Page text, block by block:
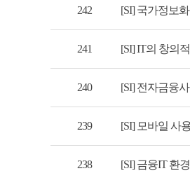
242 [SI] 국가정보
241 [SI] IT의 창의
240 [SI] 전자금융
239 [SI] 모바일 사
238 [SI] 금융IT 환